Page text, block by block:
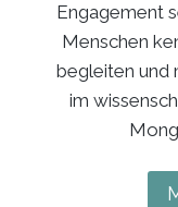
Engagement
Menschen
begleiten und
im